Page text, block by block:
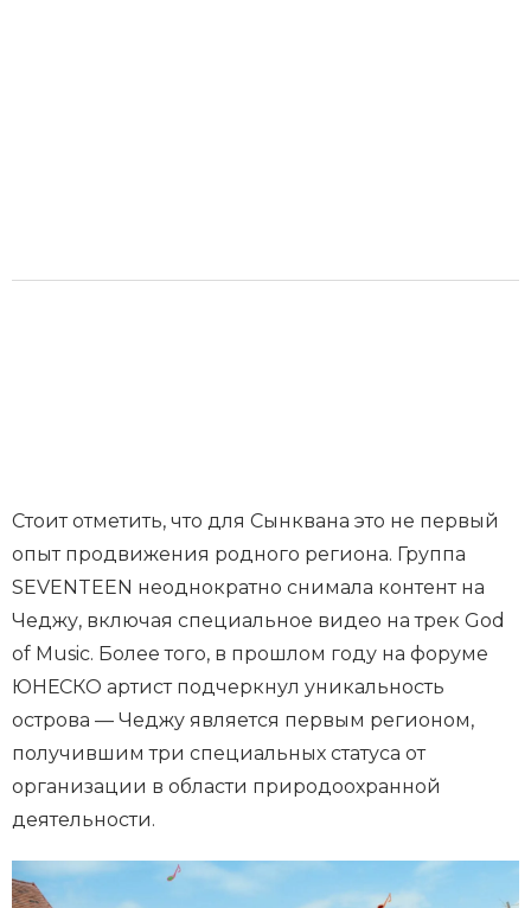
Стоит отметить, что для Сынквана это не первый
опыт продвижения родного региона. Группа
SEVENTEEN неоднократно снимала контент на
Чеджу, включая специальное видео на трек God
of Music. Более того, в прошлом году на форуме
ЮНЕСКО артист подчеркнул уникальность
острова — Чеджу является первым регионом,
получившим три специальных статуса от
организации в области природоохранной
деятельности.